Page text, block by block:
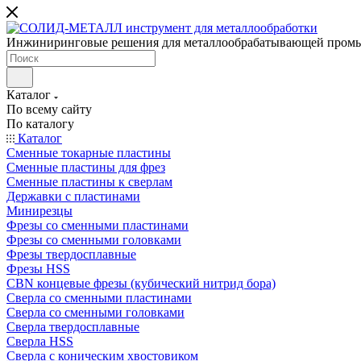
Инжиниринговые решения для металлообрабатывающей
Каталог
По всему сайту
По каталогу
Каталог
Сменные токарные пластины
Сменные пластины для фрез
Сменные пластины к сверлам
Державки с пластинами
Минирезцы
Фрезы со сменными пластинами
Фрезы со сменными головками
Фрезы твердосплавные
Фрезы HSS
CBN концевые фрезы (кубический нитрид бора)
Сверла со сменными пластинами
Сверла со сменными головками
Сверла твердосплавные
Сверла HSS
Сверла с коническим хвостовиком